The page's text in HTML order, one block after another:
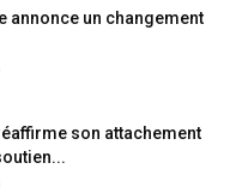
annonce un changement
son attachement